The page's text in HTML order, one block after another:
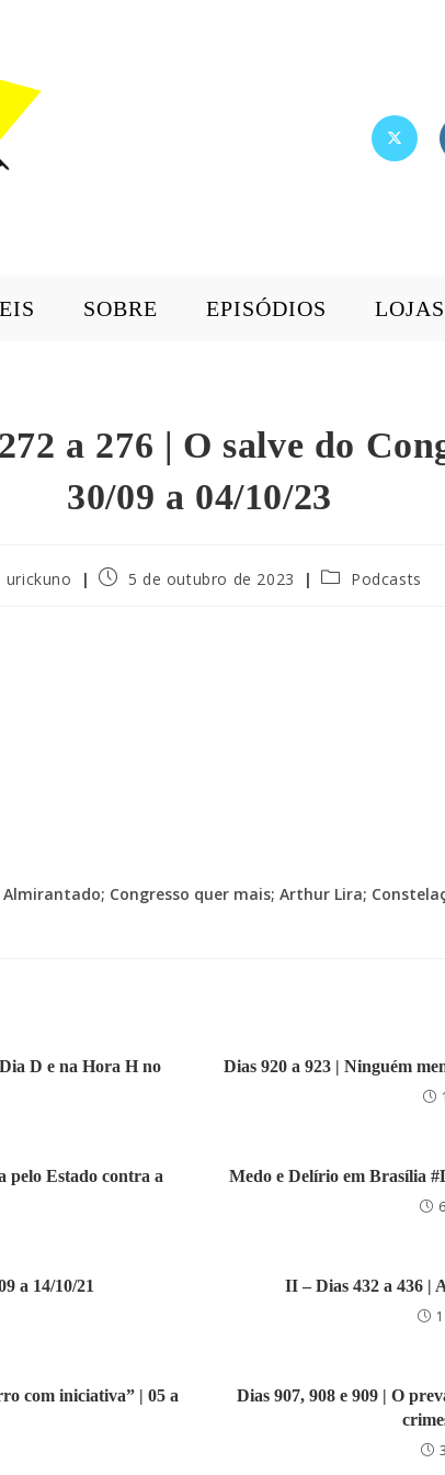
SOBRE EPISÓDIOS LOJAS
a 276 | O salve do
30/09 a 04/10/23
urickuno 5 de outubro de 2023 Podcasts
Congresso quer mais; Arthur Lira;
D e na Hora H no
Dias 920 a 923 | Ninguém
pelo Estado contra a
Medo e Delírio em Brasília
a 14/10/21
II – Dias 432 a 436 |
com iniciativa” | 05 a
Dias 907, 908 e 909 | O